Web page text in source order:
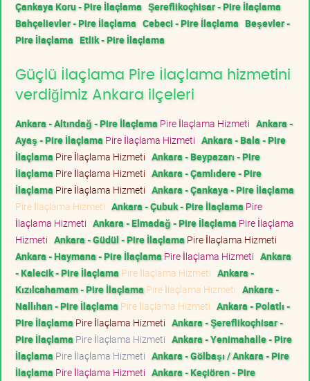
Çankaya Koru - Pire İlaçlama Şereflikoçhisar - Pire İlaçlama
Bahçelievler - Pire İlaçlama Cebeci - Pire İlaçlama Beşevler -
Pire İlaçlama Etlik - Pire İlaçlama
Güçlü İlaçlama Pire İlaçlama hizmetini
verdiğimiz Ankara ilçeleri
Ankara - Altındağ - Pire İlaçlama Pire İlaçlama Hizmeti Ankara -
Ayaş - Pire İlaçlama Pire İlaçlama Hizmeti Ankara - Bala - Pire
İlaçlama Pire İlaçlama Hizmeti Ankara - Beypazarı - Pire
İlaçlama Pire İlaçlama Hizmeti Ankara - Çamlıdere - Pire
İlaçlama Pire İlaçlama Hizmeti Ankara - Çankaya - Pire İlaçlama
Pire İlaçlama Hizmeti Ankara - Çubuk - Pire İlaçlama Pire
İlaçlama Hizmeti Ankara - Elmadağ - Pire İlaçlama Pire İlaçlama
Hizmeti Ankara - Güdül - Pire İlaçlama Pire İlaçlama Hizmeti
Ankara - Haymana - Pire İlaçlama Pire İlaçlama Hizmeti Ankara
- Kalecik - Pire İlaçlama Pire İlaçlama Hizmeti Ankara -
Kızılcahamam - Pire İlaçlama Pire İlaçlama Hizmeti Ankara -
Nallıhan - Pire İlaçlama Pire İlaçlama Hizmeti Ankara - Polatlı -
Pire İlaçlama Pire İlaçlama Hizmeti Ankara - Şereflikoçhisar -
Pire İlaçlama Pire İlaçlama Hizmeti Ankara - Yenimahalle - Pire
İlaçlama Pire İlaçlama Hizmeti Ankara - Gölbaşı / Ankara - Pire
İlaçlama Pire İlaçlama Hizmeti Ankara - Keçiören - Pire